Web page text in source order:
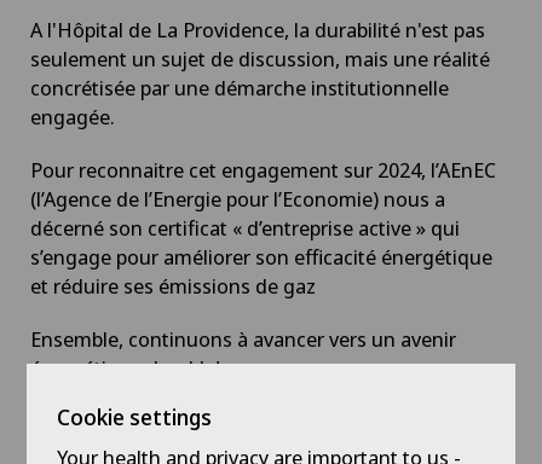
A l'Hôpital de La Providence, la durabilité n'est pas
seulement un sujet de discussion, mais une réalité
concrétisée par une démarche institutionnelle
engagée.
Pour reconnaitre cet engagement sur 2024, l’AEnEC
(l’Agence de l’Energie pour l’Economie) nous a
décerné son certificat « d’entreprise active » qui
s’engage pour améliorer son efficacité énergétique
et réduire ses émissions de gaz
Ensemble, continuons à avancer vers un avenir
énergétique durable!
Cookie settings
Your health and privacy are important to us -